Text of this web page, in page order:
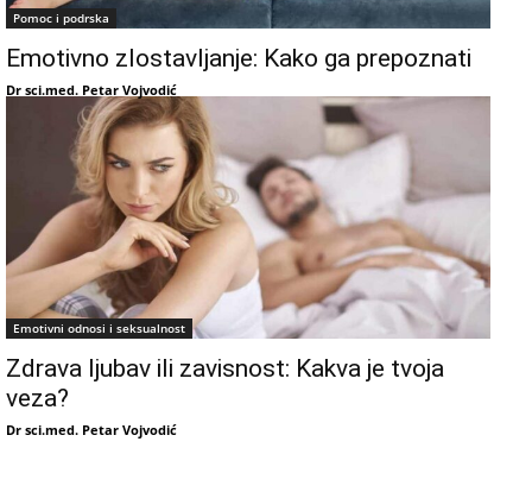
Pomoc i podrska
Emotivno zlostavljanje: Kako ga prepoznati
Dr sci.med. Petar Vojvodić
Emotivni odnosi i seksualnost
Zdrava ljubav ili zavisnost: Kakva je tvoja
veza?
Dr sci.med. Petar Vojvodić